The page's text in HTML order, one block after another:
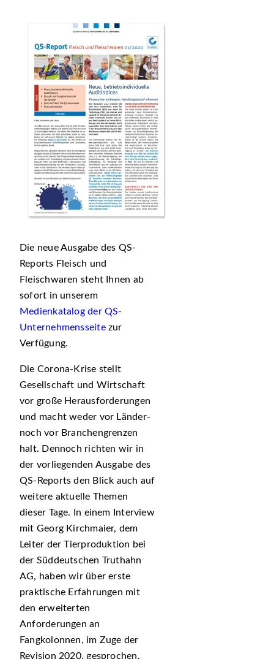
Die neue Ausgabe des QS-
Reports Fleisch und
Fleischwaren steht Ihnen ab
sofort in unserem
Medienkatalog der QS-
Unternehmensseitezur
Verfügung.
Die Corona-Krise stellt
Gesellschaft und Wirtschaft
vor große Herausforderungen
und macht weder vor Länder-
noch vor Branchengrenzen
halt. Dennoch richten wir in
der vorliegenden Ausgabe des
QS-Reports den Blick auch auf
weitere aktuelle Themen
dieser Tage. In einem Interview
mit Georg Kirchmaier, dem
Leiter der Tierproduktion bei
der Süddeutschen Truthahn
AG, haben wir über erste
praktische Erfahrungen mit
den erweiterten
Anforderungen an
Fangkolonnen, im Zuge der
Revision 2020, gesprochen.